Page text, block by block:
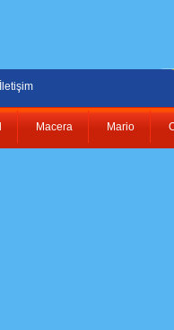
İletişim
Macera Mario